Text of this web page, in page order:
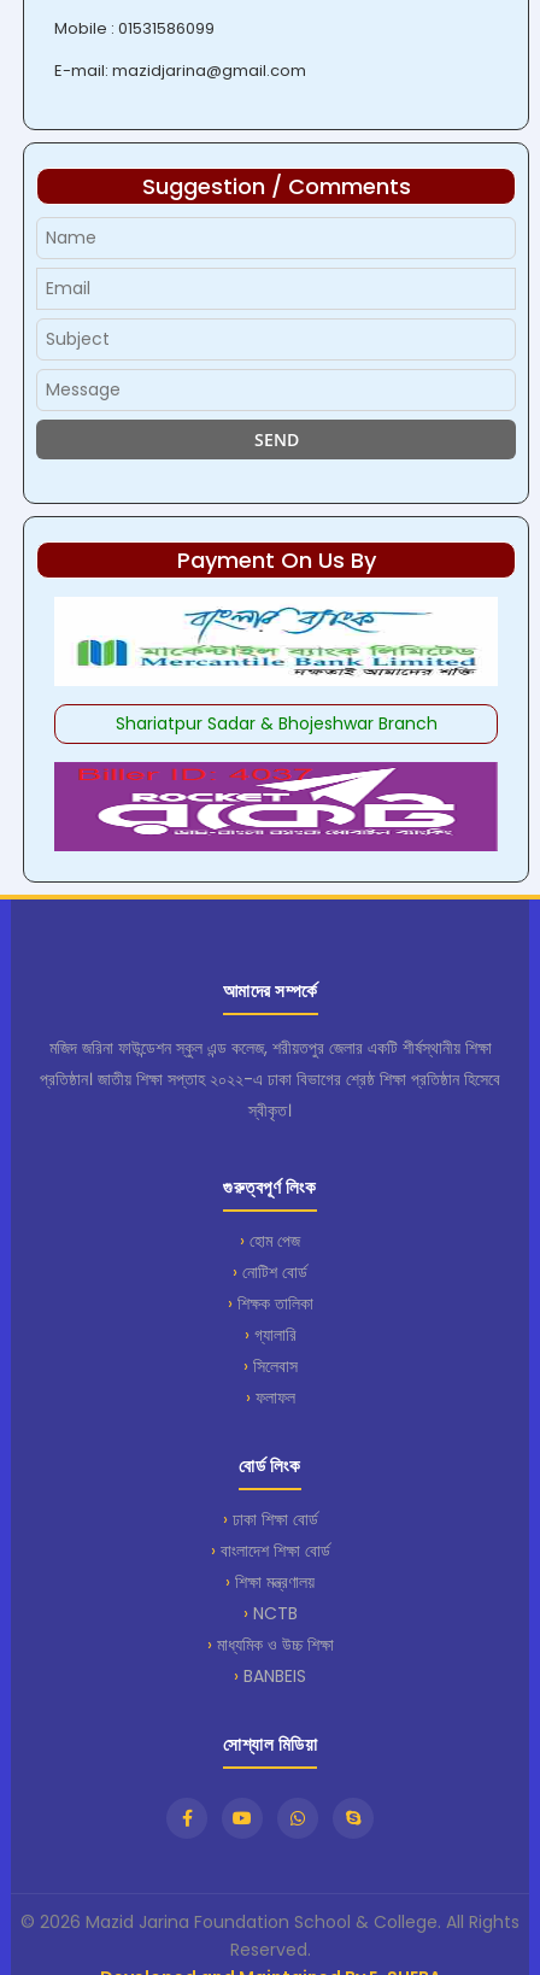
Mobile : 01531586099
E-mail: mazidjarina@gmail.com
Suggestion / Comments
Payment On Us By
Shariatpur Sadar & Bhojeshwar Branch
আমাদের সম্পর্কে
মজিদ জরিনা ফাউন্ডেশন স্কুল এন্ড কলেজ, শরীয়তপুর জেলার একটি শীর্ষস্থানীয় শিক্ষা
প্রতিষ্ঠান। জাতীয় শিক্ষা সপ্তাহ ২০২২-এ ঢাকা বিভাগের শ্রেষ্ঠ শিক্ষা প্রতিষ্ঠান হিসেবে
স্বীকৃত।
গুরুত্বপূর্ণ লিংক
হোম পেজ
নোটিশ বোর্ড
শিক্ষক তালিকা
গ্যালারি
সিলেবাস
ফলাফল
বোর্ড লিংক
ঢাকা শিক্ষা বোর্ড
বাংলাদেশ শিক্ষা বোর্ড
শিক্ষা মন্ত্রণালয়
NCTB
মাধ্যমিক ও উচ্চ শিক্ষা
BANBEIS
সোশ্যাল মিডিয়া
© 2026 Mazid Jarina Foundation School & College. All Rights
Reserved.